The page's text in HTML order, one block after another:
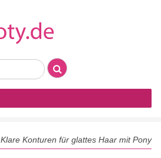
Klare Konturen für glattes Haar mit Pony